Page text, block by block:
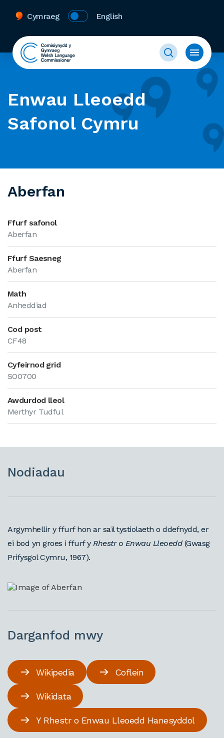
Cymraeg English
Enwau Lleoedd
Safonol Cymru
Aberfan
Ffurf safonol
Aberfan
Ffurf Saesneg
Aberfan
Math
Anheddiad
Cod post
CF48
Cyfeirnod grid
SO0700
Awdurdod lleol
Merthyr Tudful
Nodiadau
Argymhellir y ffurf hon ar sail tystiolaeth o ddefnydd, er
ei bod yn groes i ffurf y Rhestr o Enwau Lleoedd (Gwasg
Prifysgol Cymru, 1967).
Darganfod mwy
Wikipedia Coflein
Wikidata
Y Rhestr o Enwau Lleoedd Hanesyddol